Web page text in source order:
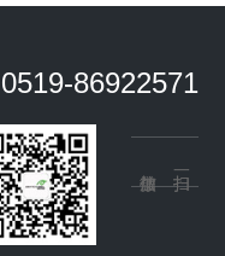
0519-86922571